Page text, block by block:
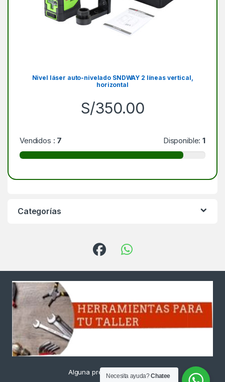
Nivel láser auto-nivelado SNDWAY 2 líneas vertical,
horizontal
S/350.00
Vendidos : 7 Disponible:1
Categorías
Alguna pregunta ? Llámanos
Necesita ayuda?Chatee